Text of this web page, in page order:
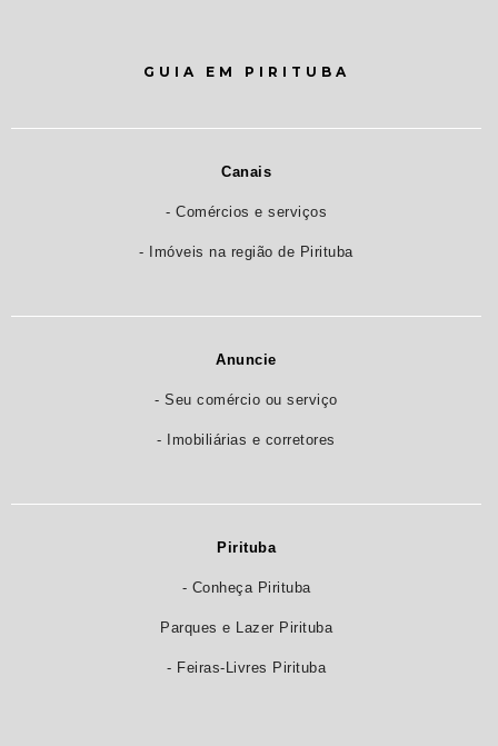
GUIA EM PIRITUBA
Canais
- Comércios e serviços
- Imóveis na região de Pirituba
Anuncie
- Seu comércio ou serviço
- Imobiliárias e corretores
Pirituba
- Conheça Pirituba
Parques e Lazer Pirituba
- Feiras-Livres Pirituba